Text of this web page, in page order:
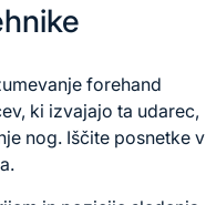
forehand
ki izvajajo ta udarec,
nog. Iščite posnetke v